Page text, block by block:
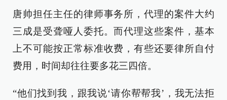
唐帅担任主任的律师事务所，代理的案件大约
三成是受聋哑人委托。而代理这些案件，基本
上不可能按正常标准收费，有些还要律所自付
费用，时间却往往要多花三四倍。
“他们找到我，跟我说‘请你帮帮我’，我无法拒